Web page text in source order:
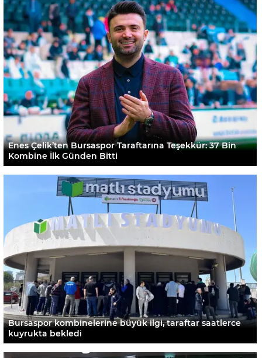
Enes Çelik’ten Bursaspor Taraftarına Teşekkür: 37 Bin
Kombine İlk Günden Bitti
Bursaspor kombinelerine büyük ilgi, taraftar saatlerce
kuyrukta bekledi